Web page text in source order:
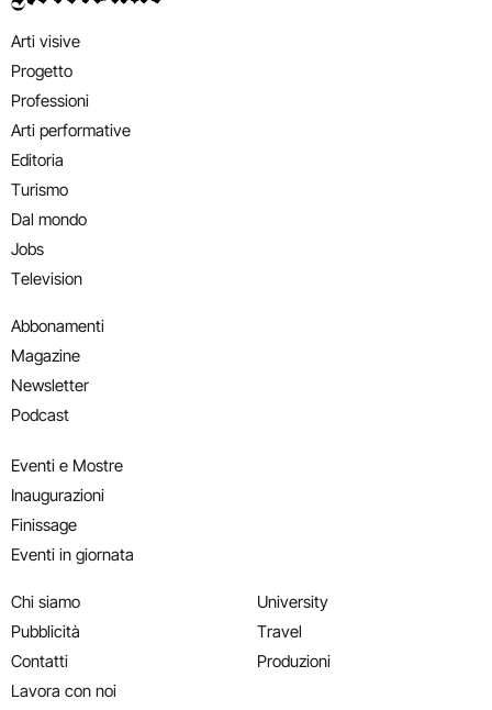
Arti visive
Progetto
Professioni
Arti performative
Editoria
Turismo
Dal mondo
Jobs
Television
Abbonamenti
Magazine
Newsletter
Podcast
Eventi e Mostre
Inaugurazioni
Finissage
Eventi in giornata
Chi siamo
Pubblicità
Contatti
Lavora con noi
University
Travel
Produzioni